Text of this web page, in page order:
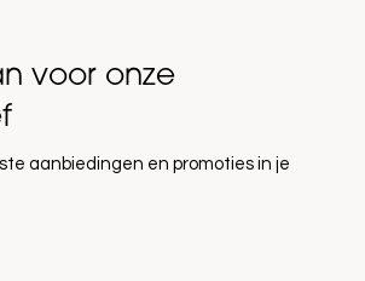
voor onze
aanbiedingen en promoties in je